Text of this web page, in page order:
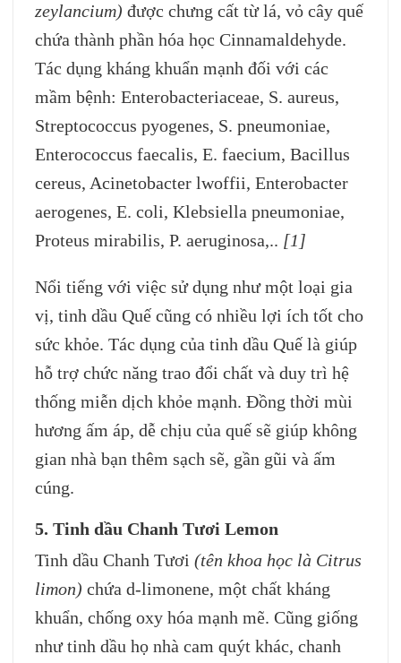
zeylancium) được chưng cất từ lá, vỏ cây quế
chứa thành phần hóa học Cinnamaldehyde.
Tác dụng kháng khuẩn mạnh đối với các
mầm bệnh: Enterobacteriaceae, S. aureus,
Streptococcus pyogenes, S. pneumoniae,
Enterococcus faecalis, E. faecium, Bacillus
cereus, Acinetobacter lwoffii, Enterobacter
aerogenes, E. coli, Klebsiella pneumoniae,
Proteus mirabilis, P. aeruginosa,.. [1]
Nổi tiếng với việc sử dụng như một loại gia
vị, tinh dầu Quế cũng có nhiều lợi ích tốt cho
sức khỏe. Tác dụng của tinh dầu Quế là giúp
hỗ trợ chức năng trao đổi chất và duy trì hệ
thống miễn dịch khỏe mạnh. Đồng thời mùi
hương ấm áp, dễ chịu của quế sẽ giúp không
gian nhà bạn thêm sạch sẽ, gần gũi và ấm
cúng.
5. Tinh dầu Chanh Tươi Lemon
Tinh dầu Chanh Tươi (tên khoa học là Citrus
limon) chứa d-limonene, một chất kháng
khuẩn, chống oxy hóa mạnh mẽ. Cũng giống
như tinh dầu họ nhà cam quýt khác, chanh